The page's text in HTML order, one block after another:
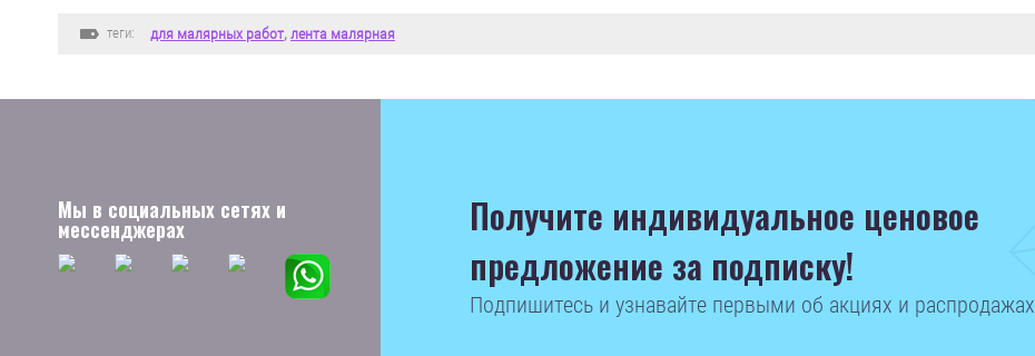
теги: для малярных работ,лента малярная
Мы в социальных сетях и
мессенджерах
Получите индивидуальное ценовое
предложение за подписку!
Подпишитесь и узнавайте первыми об акциях и распродажах